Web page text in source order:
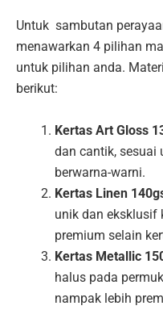
Untuk sambutan
menawarkan 4 pilihan
untuk pilihan anda.
berikut:
Kertas Art Gloss
dan cantik, sesuai
berwarna-warni.
Kertas Linen
unik dan eksklusif
premium selain
Kertas Metallic
halus pada
nampak lebih